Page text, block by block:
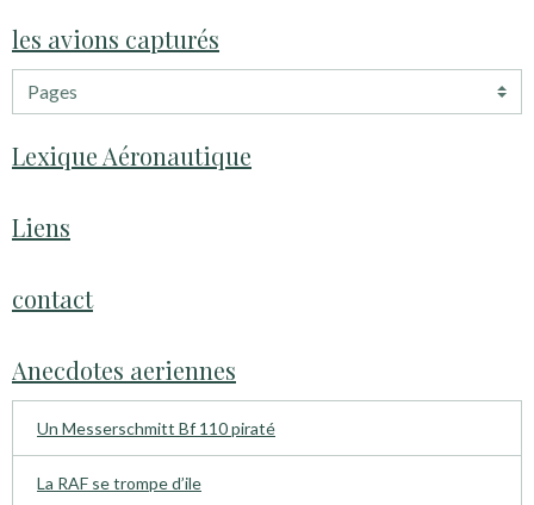
les avions capturés
Lexique Aéronautique
Liens
contact
Anecdotes aeriennes
Un Messerschmitt Bf 110 piraté
La RAF se trompe d’ile